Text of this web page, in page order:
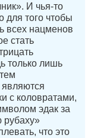
И чья-то
для того чтобы
всех нацменов
стать
только лишь
с коловратами,
эдак за
рубаху»
что это